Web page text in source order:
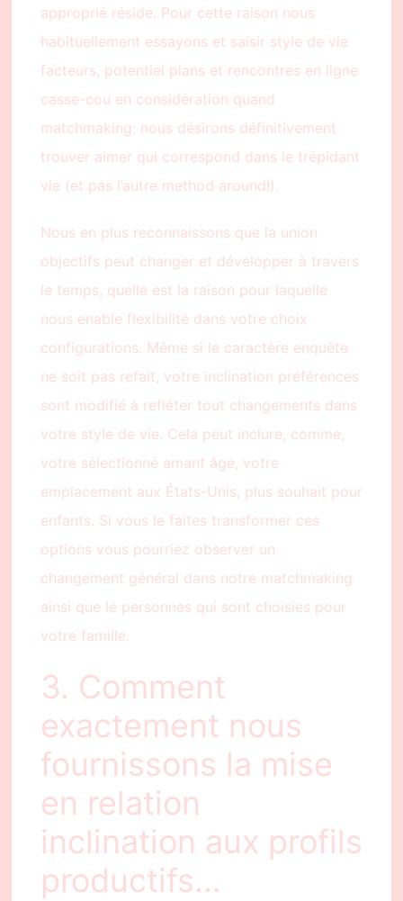
approprié réside. Pour cette raison nous
habituellement essayons et saisir style de vie
facteurs, potentiel plans et rencontres en ligne
casse-cou en considération quand
matchmaking: nous désirons définitivement
trouver aimer qui correspond dans le trépidant
vie (et pas l’autre method around!).
Nous en plus reconnaissons que la union
objectifs peut changer et développer à travers
le temps, quelle est la raison pour laquelle
nous enable flexibilité dans votre choix
configurations. Même si le caractère enquête
ne soit pas refait, votre inclination préférences
sont modifié à refléter tout changements dans
votre style de vie. Cela peut inclure, comme,
votre sélectionné amant âge, votre
emplacement aux États-Unis, plus souhait pour
enfants. Si vous le faites transformer ces
options vous pourriez observer un
changement général dans notre matchmaking
ainsi que le personnes qui sont choisies pour
votre famille.
3. Comment
exactement nous
fournissons la mise
en relation
inclination aux profils
productifs…